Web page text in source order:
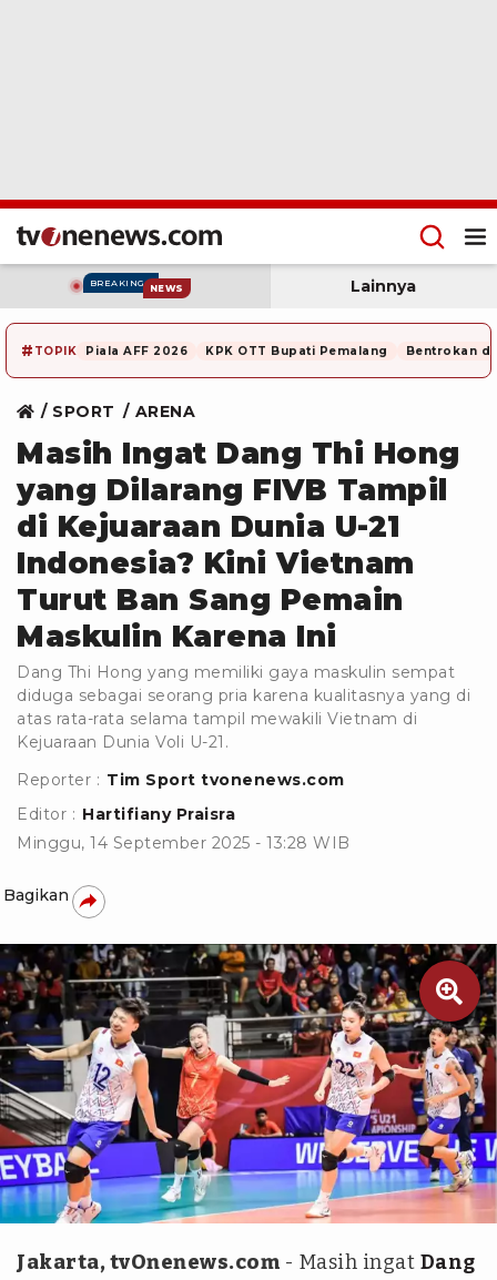
BREAKING NEWS Lainnya
# TOPIK Piala AFF 2026 KPK OTT Bupati Pemalang Bentrokan di
SPORT ARENA
Masih Ingat Dang Thi Hong
yang Dilarang FIVB Tampil
di Kejuaraan Dunia U-21
Indonesia? Kini Vietnam
Turut Ban Sang Pemain
Maskulin Karena Ini
Dang Thi Hong yang memiliki gaya maskulin sempat
diduga sebagai seorang pria karena kualitasnya yang di
atas rata-rata selama tampil mewakili Vietnam di
Kejuaraan Dunia Voli U-21.
Reporter : Tim Sport tvonenews.com
Editor : Hartifiany Praisra
Minggu, 14 September 2025 - 13:28 WIB
Bagikan

FIVB
Jakarta, tvOnenews.com - Masih ingat Dang